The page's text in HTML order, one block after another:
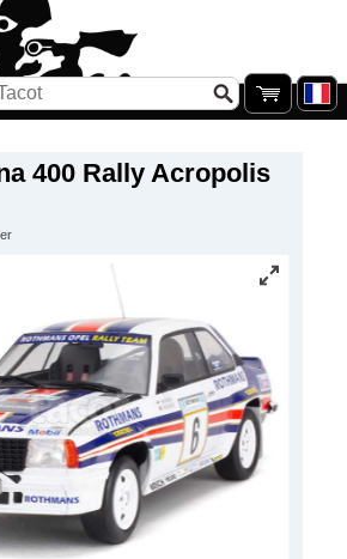
400 Rally Acropolis